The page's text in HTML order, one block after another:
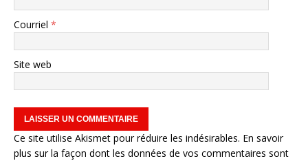
Courriel *
Site web
Ce site utilise Akismet pour réduire les indésirables. En savoir
plus sur la façon dont les données de vos commentaires sont